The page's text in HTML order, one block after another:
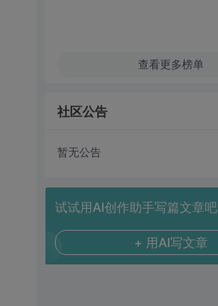
查看更多榜单
社区公告
暂无公告
试试用AI创作助手写篇文章吧
+ 用AI写文章